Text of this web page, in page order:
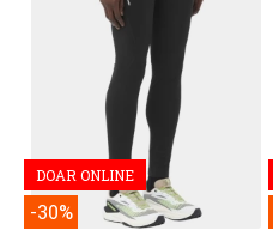
DOAR ONLINE
-30%